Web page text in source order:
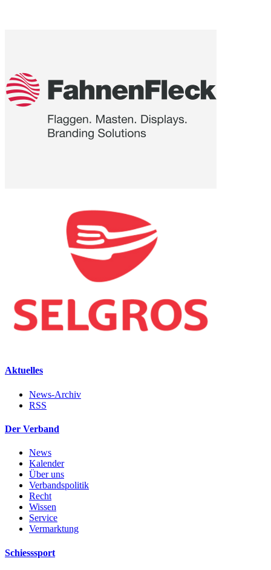
Aktuelles
News-Archiv
RSS
Der Verband
News
Kalender
Über uns
Verbandspolitik
Recht
Wissen
Service
Vermarktung
Schiesssport